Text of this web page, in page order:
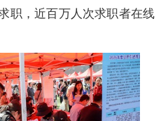
职，近百万人次求职者在线